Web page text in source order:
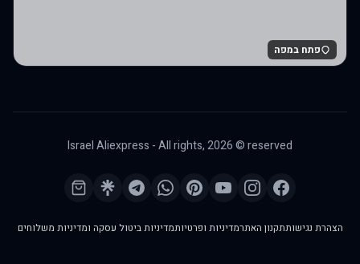
פתח במפה
Israel Aliexpress - All rights,2026© reserved
הצהרת נגישותתקנון האתרמדיניות ופרטיותמדיניות ביטול עסקה ומדיניות משלוחים